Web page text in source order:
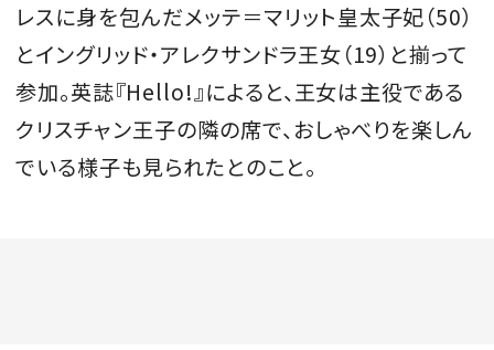
レスに身を包んだメッテ＝マリット皇太子妃（50）
とイングリッド・アレクサンドラ王女（19）と揃って
参加。英誌『Hello!』によると、王女は主役である
クリスチャン王子の隣の席で、おしゃべりを楽しん
でいる様子も見られたとのこと。